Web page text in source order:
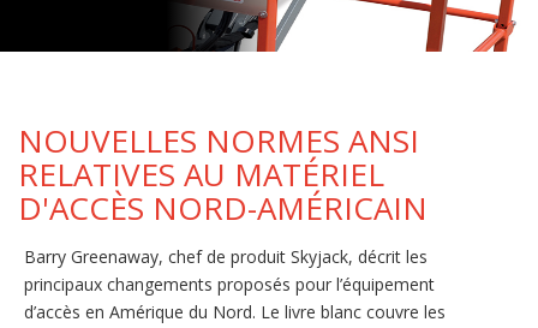
NOUVELLES NORMES ANSI
RELATIVES AU MATÉRIEL
D'ACCÈS NORD-AMÉRICAIN
Barry Greenaway, chef de produit Skyjack, décrit les
principaux changements proposés pour l’équipement
d’accès en Amérique du Nord. Le livre blanc couvre les